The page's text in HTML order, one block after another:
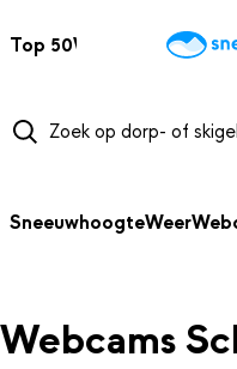
Top 50Webcams
SneeuwhoogteWeer
Webcams